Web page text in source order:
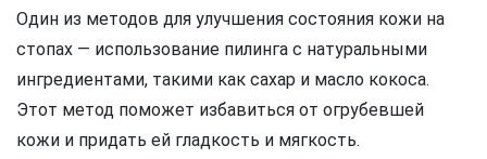
Один из методов для улучшения состояния кожи на
стопах — использование пилинга с натуральными
ингредиентами, такими как сахар и масло кокоса.
Этот метод поможет избавиться от огрубевшей
кожи и придать ей гладкость и мягкость.